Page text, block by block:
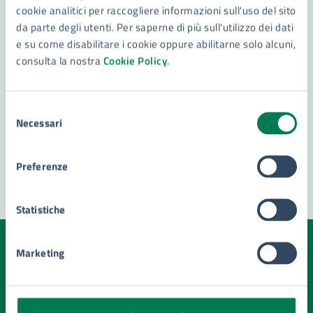
cookie analitici per raccogliere informazioni sull'uso del sito
da parte degli utenti. Per saperne di più sull'utilizzo dei dati
e su come disabilitare i cookie oppure abilitarne solo alcuni,
consulta la nostraCookie Policy.
delNecessari
Preferenze
Statistiche
Marketing
Gruppo Consiliare Gruppo Misto
Gruppo Consiliare Autonomisti Siracusa
Gruppo Consiliare Lista Civica Insieme
Quanto sono chiare le informazioni su questa
Valuta la chiarezza delle informazioni (da 1 a 5 stelle)
Seleziona il numero di stelle per valutare la chiarezza delle